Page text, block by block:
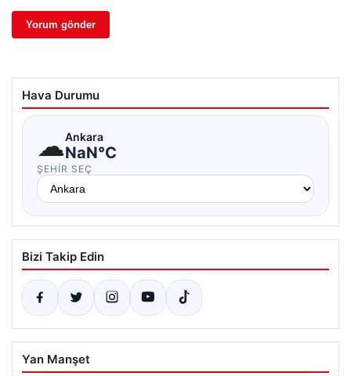
Hava Durumu
☁Ankara
NaN°C
ŞEHIR SEÇ
Bizi Takip Edin
Yan Manşet